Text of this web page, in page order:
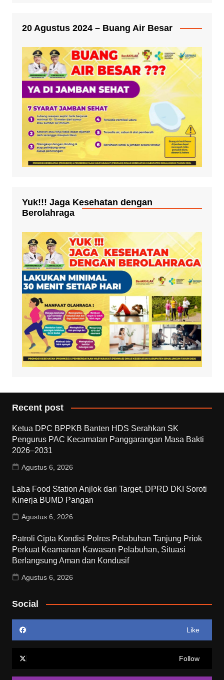
20 Agustus 2024 – Buang Air Besar
Yuk!!! Jaga Kesehatan dengan
Berolahraga
Recent post
Ketua DPC BPPKB Banten HDS Serahkan SK
Pengurus PAC Kecamatan Panggarangan Masa Bakti
2026–2031
Agustus 6, 2026
Laba Food Station Anjlok dari Target, DPRD DKI Soroti
Kinerja BUMD Pangan
Agustus 6, 2026
Patroli Cipta Kondisi Polres Pelabuhan Tanjung Priok
Perkuat Keamanan Kawasan Pelabuhan, Situasi
Berlangsung Aman dan Kondusif
Agustus 6, 2026
Social
Like
Follow